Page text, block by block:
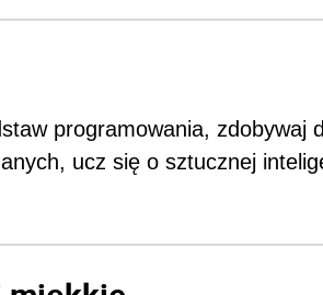
programowania, zdobywaj
ucz się o sztucznej